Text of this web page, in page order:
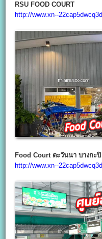
RSU FOOD COURT
http://www.xn--
Food Court ตะวันนา บางกะปิ
http://www.xn--